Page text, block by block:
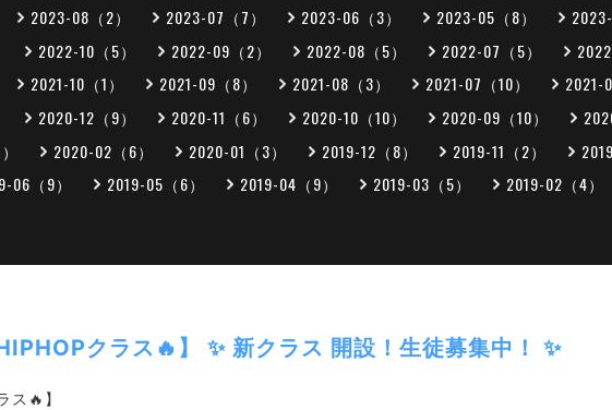
2023-08（2） 2023-07（7） 2023-06（3） 2023-05（8）
2022-10（5） 2022-09（2） 2022-08（5） 2022-07（5）
2021-10（1） 2021-09（8） 2021-08（3） 2021-07（10） 2021-
2020-12（9） 2020-11（6） 2020-10（10） 2020-09（10）
2020-02（6） 2020-01（3） 2019-12（8） 2019-11（2）
06（9） 2019-05（6） 2019-04（9） 2019-03（5） 2019-02（4）
クラス🔥】 ✨ 新クラス 開設！生徒募集中！ ✨
🔥】